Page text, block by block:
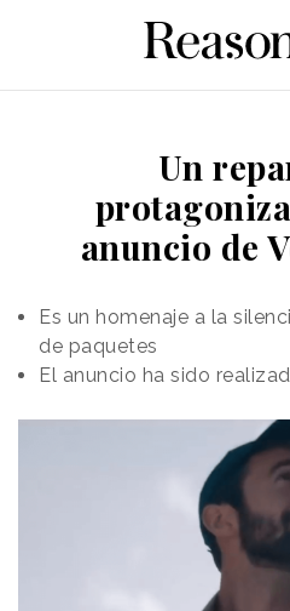
Un
anuncio de
Es un homenaje a la
de paquetes
El anuncio ha sido